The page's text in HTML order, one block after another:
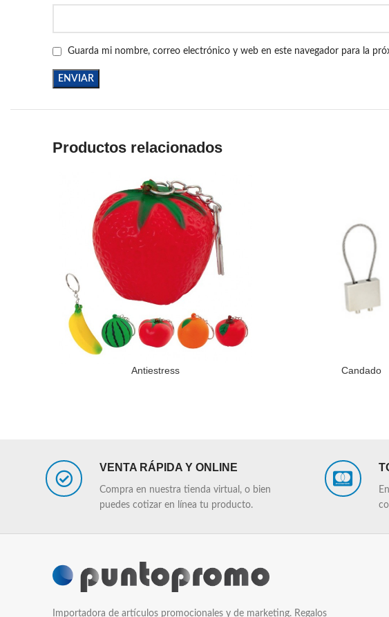
Guarda mi nombre, correo electrónico y web en este navegador para la
Productos relacionados
Antiestress Candado
VENTA RÁPIDA Y ONLINE
Compra en nuestra tienda virtual, o bien
puedes cotizar en línea tu producto.
Importadora de artículos promocionales y de marketing. Regalos